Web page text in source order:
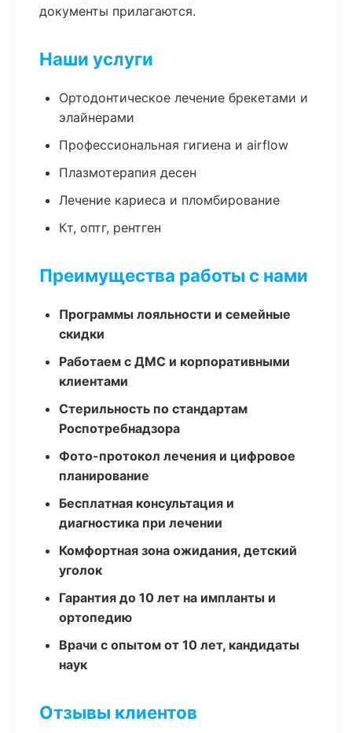
документы прилагаются.
Наши услуги
Ортодонтическое лечение брекетами и
элайнерами
Профессиональная гигиена и airflow
Плазмотерапия десен
Лечение кариеса и пломбирование
Кт, оптг, рентген
Преимущества работы с нами
Программы лояльности и семейные
скидки
Работаем с ДМС и корпоративными
клиентами
Стерильность по стандартам
Роспотребнадзора
Фото-протокол лечения и цифровое
планирование
Бесплатная консультация и
диагностика при лечении
Комфортная зона ожидания, детский
уголок
Гарантия до 10 лет на импланты и
ортопедию
Врачи с опытом от 10 лет, кандидаты
наук
Отзывы клиентов